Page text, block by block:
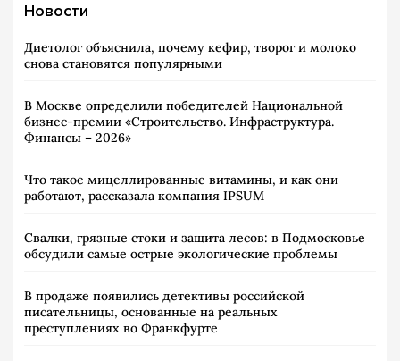
Новости
Диетолог объяснила, почему кефир, творог и молоко
снова становятся популярными
В Москве определили победителей Национальной
бизнес-премии «Строительство. Инфраструктура.
Финансы – 2026»
Что такое мицеллированные витамины, и как они
работают, рассказала компания IPSUM
Свалки, грязные стоки и защита лесов: в Подмосковье
обсудили самые острые экологические проблемы
В продаже появились детективы российской
писательницы, основанные на реальных
преступлениях во Франкфурте